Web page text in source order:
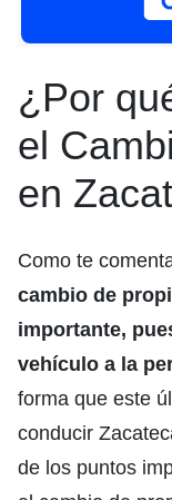
¿Por
el
en
Como te
cambio de
importante,
vehículo a la
forma que este
conducir
de los puntos